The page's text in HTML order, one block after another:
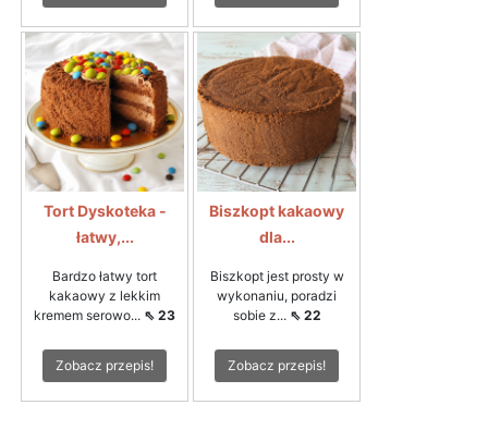
Tort Dyskoteka -
łatwy,...
Bardzo łatwy tort
kakaowy z lekkim
kremem serowo... ⇖ 23
Zobacz przepis!
Biszkopt kakaowy
dla...
Biszkopt jest prosty w
wykonaniu, poradzi
sobie z... ⇖ 22
Zobacz przepis!